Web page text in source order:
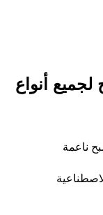
لجميع أنواع
ناعمة